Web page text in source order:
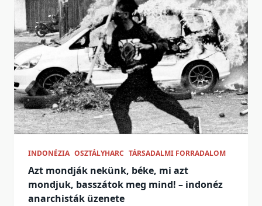
INDONÉZIA OSZTÁLYHARC TÁRSADALMI FORRADALOM
Azt mondják nekünk, béke, mi azt
mondjuk, basszátok meg mind! – indonéz
anarchisták üzenete